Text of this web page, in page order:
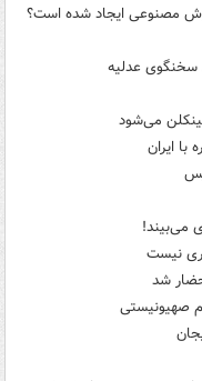
هوش مصنوعی ایجاد شده است؟
سخنگوی عدلیه
لینکلن می‌شود
با ایران
می‌بیند!
نیست
شد
صهیونیستی